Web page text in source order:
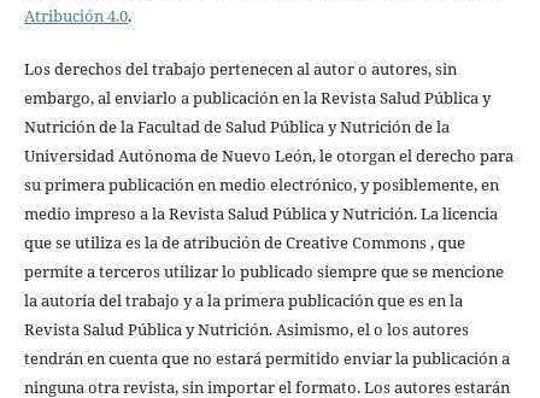
Atribución 4.0.
Los derechos del trabajo pertenecen al autor o autores, sin
embargo, al enviarlo a publicación en la Revista Salud Pública y
Nutrición de la Facultad de Salud Pública y Nutrición de la
Universidad Autónoma de Nuevo León, le otorgan el derecho para
su primera publicación en medio electrónico, y posiblemente, en
medio impreso a la Revista Salud Pública y Nutrición. La licencia
que se utiliza es la de atribución de Creative Commons , que
permite a terceros utilizar lo publicado siempre que se mencione
la autoría del trabajo y a la primera publicación que es en la
Revista Salud Pública y Nutrición. Asimismo, el o los autores
tendrán en cuenta que no estará permitido enviar la publicación a
ninguna otra revista, sin importar el formato. Los autores estarán